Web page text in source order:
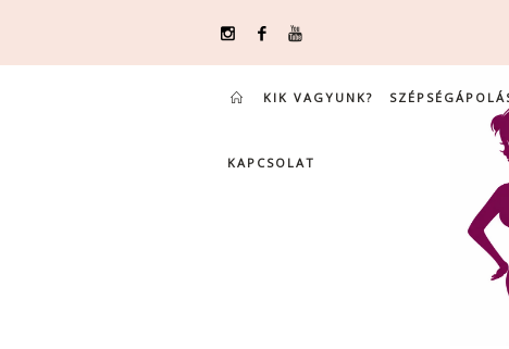
KIK VAGYUNK?
KAPCSOLAT